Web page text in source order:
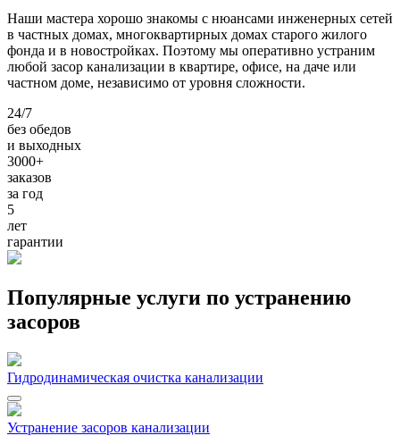
Наши мастера хорошо знакомы с нюансами инженерных сетей
в частных домах, многоквартирных домах старого жилого
фонда и в новостройках. Поэтому мы оперативно устраним
любой засор канализации в квартире, офисе, на даче или
частном доме, независимо от уровня сложности.
24/7
без обедов
и выходных
3000+
заказов
за год
5
лет
гарантии
Популярные услуги по устранению
засоров
Гидродинамическая очистка канализации
Устранение засоров канализации